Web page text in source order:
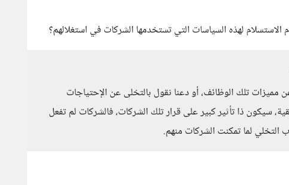
لهذه السياسات التي تستخدمها الشركات في استغلالهم؟
مميزات تلك الوظائف، أو دعنا نقول بالتخلى عن الإحتياجات
سيكون ذا تأثير كبير على قرار تلك الشركات، فالشركات لم تفعل
التخلي لما تمكنت الشركات منهم.